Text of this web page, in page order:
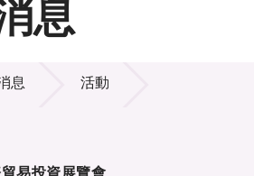
息
息 活動